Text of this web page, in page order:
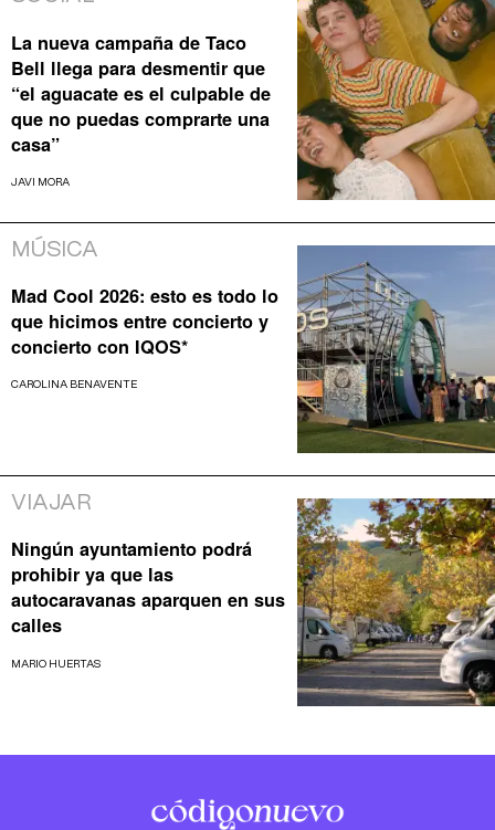
La nueva campaña de Taco
Bell llega para desmentir que
“el aguacate es el culpable de
que no puedas comprarte una
casa”
JAVI MORA
MÚSICA
Mad Cool 2026: esto es todo lo
que hicimos entre concierto y
concierto con IQOS*
CAROLINA BENAVENTE
VIAJAR
Ningún ayuntamiento podrá
prohibir ya que las
autocaravanas aparquen en sus
calles
MARIO HUERTAS